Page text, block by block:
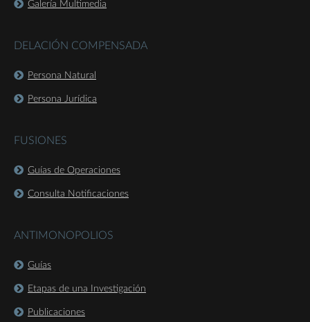
Galería Multimedia
DELACIÓN COMPENSADA
Persona Natural
Persona Jurídica
FUSIONES
Guías de Operaciones
Consulta Notificaciones
ANTIMONOPOLIOS
Guías
Etapas de una Investigación
Publicaciones